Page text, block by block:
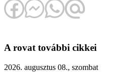
A rovat további cikkei
2026. augusztus 08., szombat